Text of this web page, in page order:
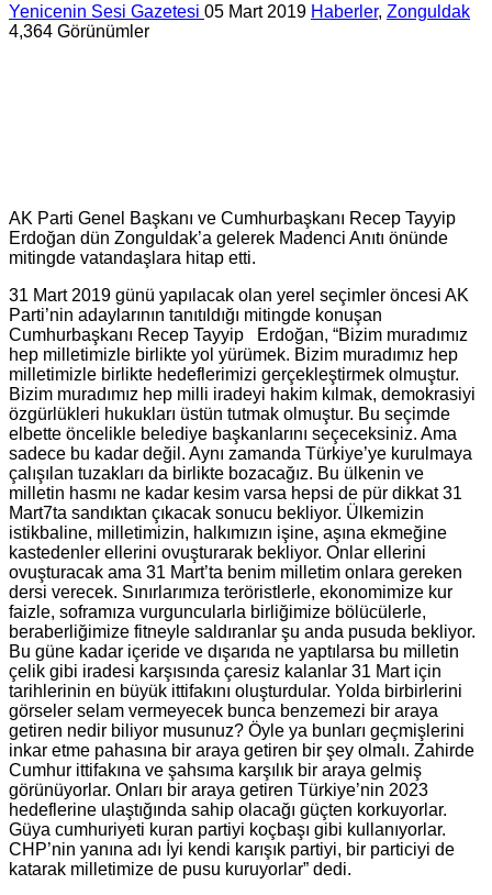
Yenicenin Sesi Gazetesi 05 Mart 2019 Haberler, Zonguldak
4,364 Görünümler
AK Parti Genel Başkanı ve Cumhurbaşkanı Recep Tayyip
Erdoğan dün Zonguldak’a gelerek Madenci Anıtı önünde
mitingde vatandaşlara hitap etti.
31 Mart 2019 günü yapılacak olan yerel seçimler öncesi AK
Parti’nin adaylarının tanıtıldığı mitingde konuşan
Cumhurbaşkanı Recep Tayyip Erdoğan, “Bizim muradımız
hep milletimizle birlikte yol yürümek. Bizim muradımız hep
milletimizle birlikte hedeflerimizi gerçekleştirmek olmuştur.
Bizim muradımız hep milli iradeyi hakim kılmak, demokrasiyi
özgürlükleri hukukları üstün tutmak olmuştur. Bu seçimde
elbette öncelikle belediye başkanlarını seçeceksiniz. Ama
sadece bu kadar değil. Aynı zamanda Türkiye’ye kurulmaya
çalışılan tuzakları da birlikte bozacağız. Bu ülkenin ve
milletin hasmı ne kadar kesim varsa hepsi de pür dikkat 31
Mart7ta sandıktan çıkacak sonucu bekliyor. Ülkemizin
istikbaline, milletimizin, halkımızın işine, aşına ekmeğine
kastedenler ellerini ovuşturarak bekliyor. Onlar ellerini
ovuşturacak ama 31 Mart’ta benim milletim onlara gereken
dersi verecek. Sınırlarımıza teröristlerle, ekonomimize kur
faizle, soframıza vurguncularla birliğimize bölücülerle,
beraberliğimize fitneyle saldıranlar şu anda pusuda bekliyor.
Bu güne kadar içeride ve dışarıda ne yaptılarsa bu milletin
çelik gibi iradesi karşısında çaresiz kalanlar 31 Mart için
tarihlerinin en büyük ittifakını oluşturdular. Yolda birbirlerini
görseler selam vermeyecek bunca benzemezi bir araya
getiren nedir biliyor musunuz? Öyle ya bunları geçmişlerini
inkar etme pahasına bir araya getiren bir şey olmalı. Zahirde
Cumhur ittifakına ve şahsıma karşılık bir araya gelmiş
görünüyorlar. Onları bir araya getiren Türkiye’nin 2023
hedeflerine ulaştığında sahip olacağı güçten korkuyorlar.
Güya cumhuriyeti kuran partiyi koçbaşı gibi kullanıyorlar.
CHP’nin yanına adı İyi kendi karışık partiyi, bir particiyi de
katarak milletimize de pusu kuruyorlar” dedi.